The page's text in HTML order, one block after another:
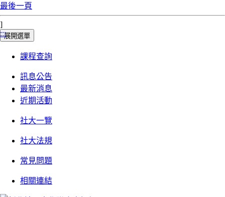
最後一頁
]
:::展開選單
課程查詢
訊息公告
最新消息
近期活動
社大一覽
社大法規
常見問題
相關連結